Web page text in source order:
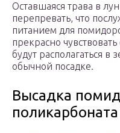
Оставшаяся трава в
перепревать, что
питанием для
прекрасно
будут располагаться в
обычной посадке.
Высадка
поликарбоната